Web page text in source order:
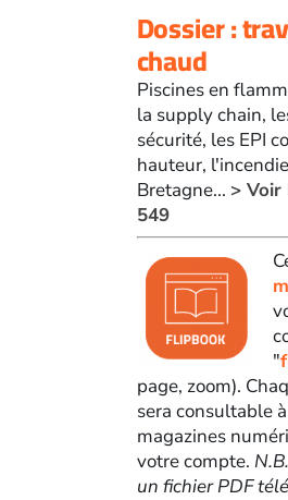
Dossier :
chaud
Piscines en
la supply chain,
sécurité, les EPI
hauteur,
Bretagne... > Voir
549
"
page, zoom).
sera consultable
magazines
votre compte.
un fichier PDF